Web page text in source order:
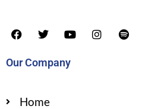
Our Company
Home